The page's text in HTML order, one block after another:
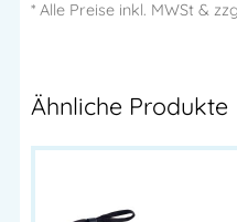
Außenarbeiten bei
* Alle Preise inkl. MWSt &
Ähnliche Produkte